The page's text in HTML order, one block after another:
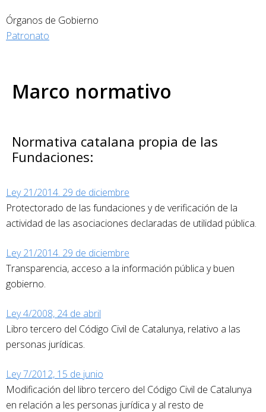
Órganos de Gobierno
Patronato
Marco normativo
Normativa catalana propia de las
Fundaciones:
Ley 21/2014. 29 de diciembre
Protectorado de las fundaciones y de verificación de la
actividad de las asociaciones declaradas de utilidad pública.
Ley 21/2014. 29 de diciembre
Transparencia, acceso a la información pública y buen
gobierno.
Ley 4/2008, 24 de abril
Libro tercero del Código Civil de Catalunya, relativo a las
personas jurídicas.
Ley 7/2012, 15 de junio
Modificación del libro tercero del Código Civil de Catalunya
en relación a les personas jurídica y al resto de